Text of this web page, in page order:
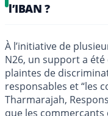
l’IBAN ?
À l’initiative de
N26, un support a
plaintes de
responsables et “les
Tharmarajah,
que les